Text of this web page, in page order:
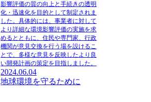
影響評価の質の向上と手続きの透明
化・迅速化を目的として制定されま
した。具体的には、事業者に対して
より詳細な環境影響評価の実施を求
めるとともに、住民や専門家、行政
機関が意見交換を行う場を設けるこ
とで、多様な意見を反映したより良
い開発計画の策定を目指しました。
2024.06.04
地球環境を守るために